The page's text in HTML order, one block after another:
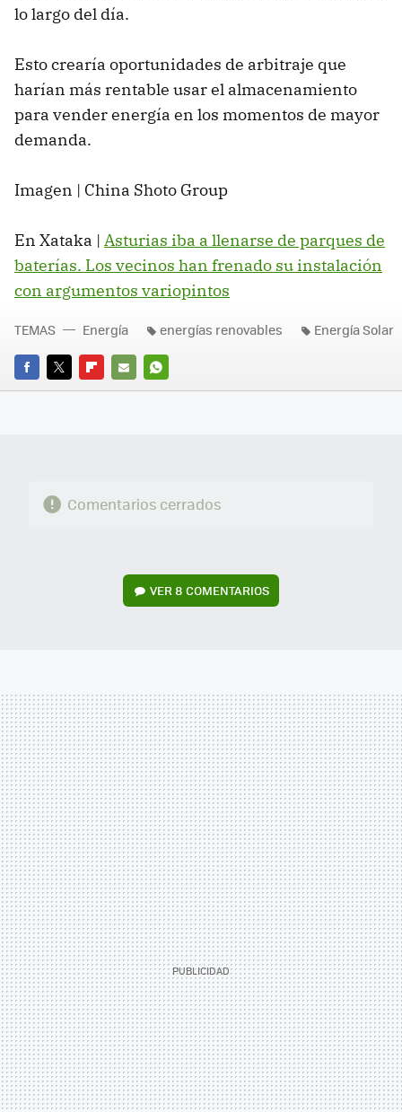
lo largo del día.
Esto crearía oportunidades de arbitraje que
harían más rentable usar el almacenamiento
para vender energía en los momentos de mayor
demanda.
Imagen | China Shoto Group
En Xataka | Asturias iba a llenarse de parques de
baterías. Los vecinos han frenado su instalación
con argumentos variopintos
FACEBOOK
TWITTERFLIPBOARD
E-
WHATSAPP
TEMAS Energía energías renovables Energía Solar
Comentarios cerrados
VER8 COMENTARIOS